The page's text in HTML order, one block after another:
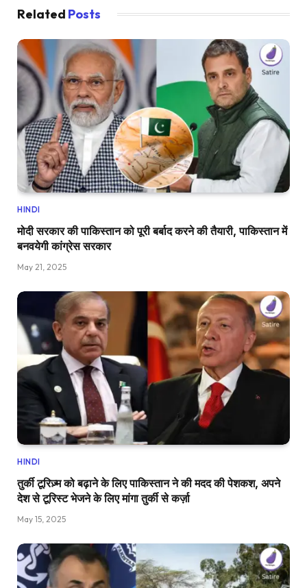
Related Posts
HINDI
मोदी सरकार की पाकिस्तान को पूरी बर्बाद करने की तैयारी, पाकिस्तान में
बनवयेगी कांग्रेस सरकार
May 21, 2025
HINDI
तुर्की टूरिज़्म को बढ़ाने के लिए पाकिस्तान ने की मदद की पेशकश, अपने
देश से टूरिस्ट भेजने के लिए मांगा तुर्की से कर्ज़ा
May 15, 2025